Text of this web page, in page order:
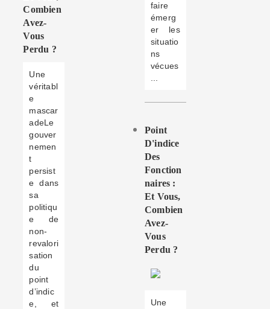
Combien
Avez-
Vous
Perdu ?
Une
véritabl
e
mascar
adeLe
gouver
nemen
t
persist
e dans
sa
politiqu
e de
non-
revalori
sation
du
point
d’indic
e, et
faire
émerg
er les
situatio
ns
vécues
Point
D'indice
Des
Fonction
Naires :
Et Vous,
Combien
Avez-
Vous
Perdu ?
Une